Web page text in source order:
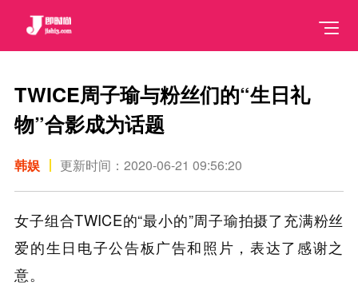
TWICE周子瑜与粉丝们的“生日礼
物”合影成为话题
韩娱 更新时间：2020-06-21 09:56:20
女子组合TWICE的“最小的”周子瑜拍摄了充满粉丝
爱的生日电子公告板广告和照片，表达了感谢之
意。